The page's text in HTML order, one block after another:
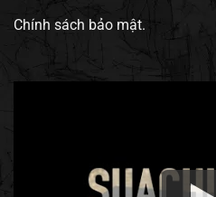
Chính sách bảo mật.